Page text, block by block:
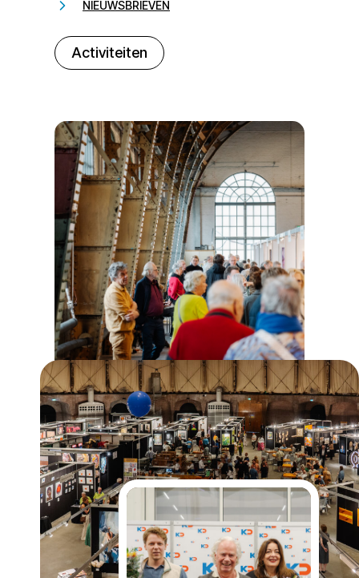
NIEUWSBRIEVEN
Activiteiten
232323